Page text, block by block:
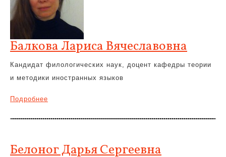
Балкова Лариса Вячеславовна
Кандидат филологических наук, доцент кафедры теории
и методики иностранных языков
Подробнее
Белоног Дарья Сергеевна